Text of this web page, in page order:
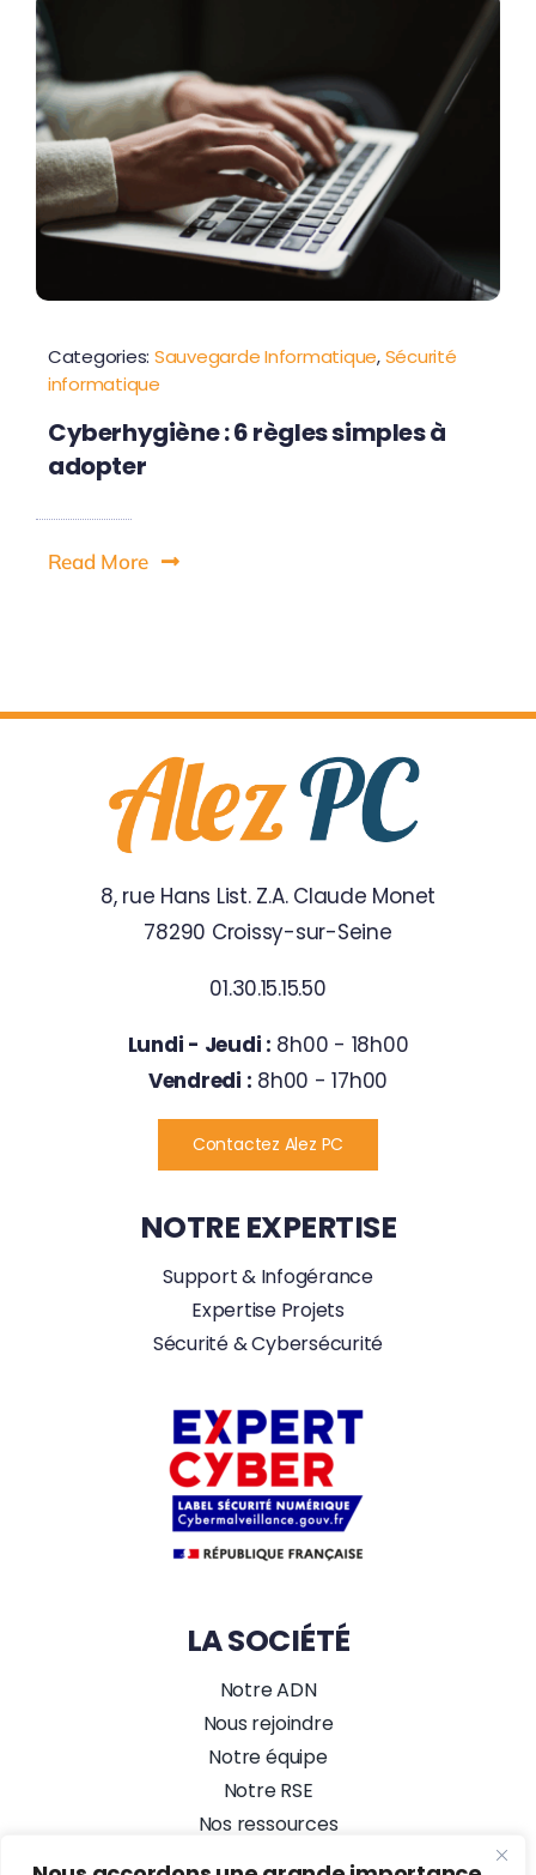
Categories: Sauvegarde Informatique,Sécurité
informatique
Cyberhygiène : 6 règles simples à
adopter
Read More
8, rue Hans List. Z.A. Claude Monet
78290 Croissy-sur-Seine
01.30.15.15.50
Lundi - Jeudi : 8h00 - 18h00
Vendredi : 8h00 - 17h00
Contactez Alez PC
NOTRE EXPERTISE
Support & Infogérance
Expertise Projets
Sécurité & Cybersécurité
LA SOCIÉTÉ
Notre ADN
Nous rejoindre
Notre équipe
Notre RSE
Nos ressources